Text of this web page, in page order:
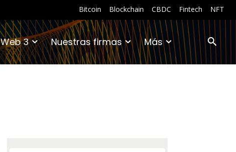
Bitcoin Blockchain CBDC Fintech NFT
Web 3 Nuestras firmas Más